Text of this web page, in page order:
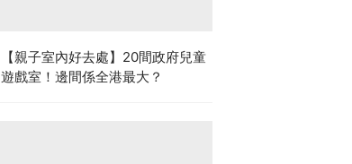
【親子室內好去處】20間政府兒童
遊戲室！邊間係全港最大？